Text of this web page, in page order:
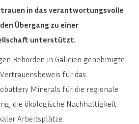
in das verantwortungsvolle
Übergang zu einer
unterstützt.
Behörden in Galicien genehmigte
für das
Minerals für die regionale
die ökologische Nachhaltigkeit
Arbeitsplätze.